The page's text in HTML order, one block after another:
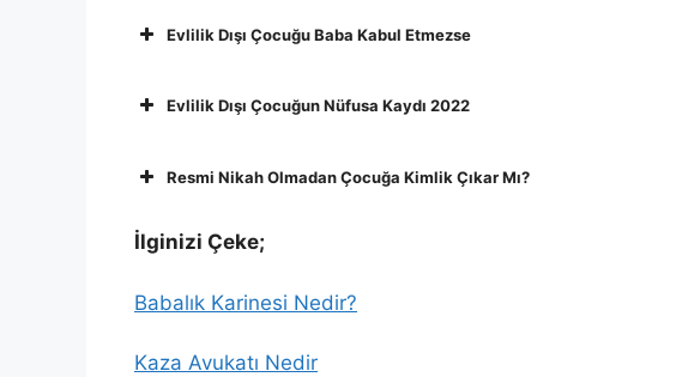
Evlilik Dışı Çocuğu Baba Kabul Etmezse
Evlilik Dışı Çocuğun Nüfusa Kaydı 2022
Resmi Nikah Olmadan Çocuğa Kimlik Çıkar Mı?
İlginizi Çeke;
Babalık Karinesi Nedir?
Kaza Avukatı Nedir